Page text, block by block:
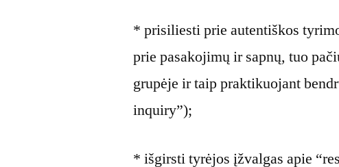
* prisiliesti prie autentiškos
prie pasakojimų ir sapnų, tuo
grupėje ir taip praktikuojant
inquiry”);
* išgirsti tyrėjos įžvalgas apie